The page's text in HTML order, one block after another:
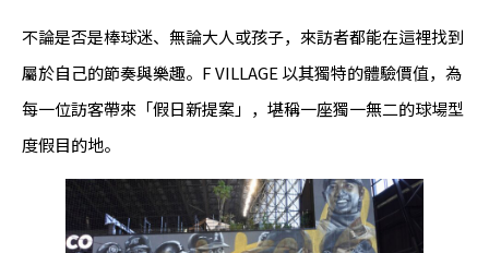
不論是否是棒球迷、無論大人或孩子，來訪者都能在這裡找到
屬於自己的節奏與樂趣。F VILLAGE 以其獨特的體驗價值，為
每一位訪客帶來「假日新提案」，堪稱一座獨一無二的球場型
度假目的地。